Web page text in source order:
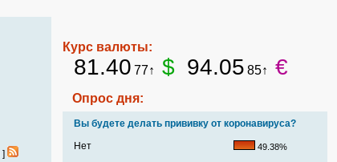
]
Курс валюты:
81.40 77↑ $ 94.05 85↑ €
Опрос дня:
Вы будете делать прививку от коронавируса?
Нет
49.38%